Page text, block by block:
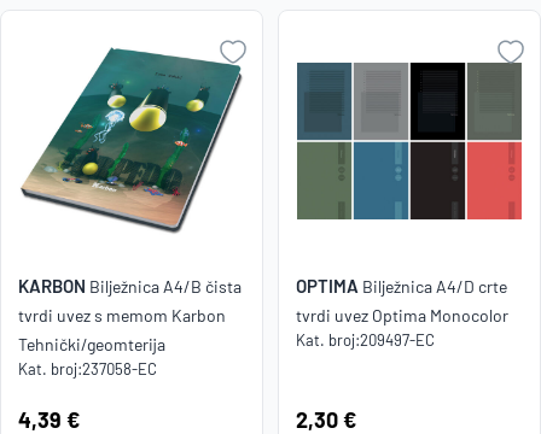
KARBON Bilježnica A4/B čista
tvrdi uvez s memom Karbon
Tehnički/geomterija
Kat. broj:237058-EC
Cijena:
4,39 €
OPTIMA Bilježnica A4/D crte
tvrdi uvez Optima Monocolor
Kat. broj:209497-EC
Cijena:
2,30 €